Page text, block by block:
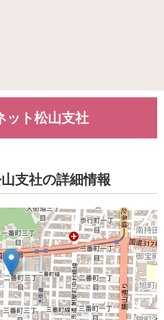
ット松山支社
支社の詳細情報